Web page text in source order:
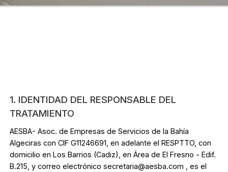
1. IDENTIDAD DEL RESPONSABLE DEL
TRATAMIENTO
AESBA- Asoc. de Empresas de Servicios de la Bahía
Algeciras con CIF G11246691, en adelante el RESPTTO, con
domicilio en Los Barrios (Cadiz), en Área de El Fresno - Edif.
B.215, y correo electrónico secretaria@aesba.com , es el